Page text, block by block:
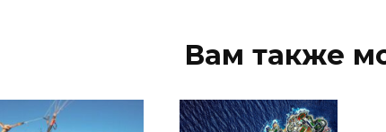
Вам также